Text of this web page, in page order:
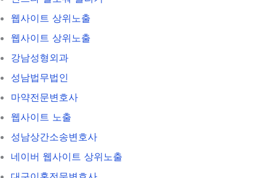
웹사이트 상위노출
웹사이트 상위노출
강남성형외과
성남법무법인
마약전문변호사
웹사이트 노출
성남상간소송변호사
네이버 웹사이트 상위노출